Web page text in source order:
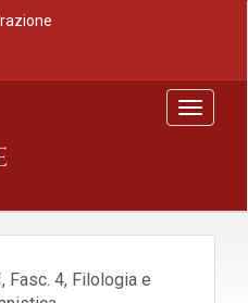
Toggle
Fasc. 4, Filologia e